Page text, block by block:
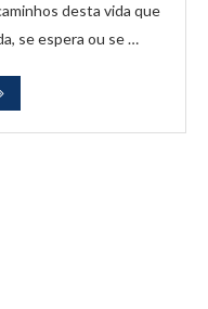
desta vida que
se espera ou se …